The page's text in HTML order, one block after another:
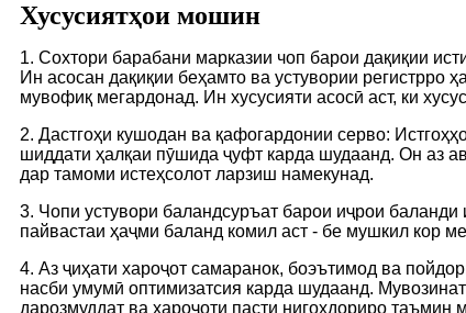
Хусусиятҳои мошин
1. Сохтори барабани марказии чоп барои дақиқии
Ин асосан дақиқии беҳамто ва устувории
мувофиқ мегардонад. Ин хусусияти асосӣ аст, ки
2. Дастгоҳи кушодан ва қафогардонии серво:
шиддати ҳалқаи пӯшида ҷуфт карда шудаанд. Он аз
дар тамоми истеҳсолот ларзиш намекунад.
3. Чопи устувори баландсуръат барои иҷрои
пайвастаи ҳаҷми баланд комил аст - бе мушкил кор
4. Аз ҷиҳати хароҷот самаранок, боэътимод ва
насби умумӣ оптимизатсия карда шудаанд.
дарозмуддат ва хароҷоти пасти нигоҳдориро таъмин